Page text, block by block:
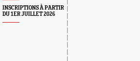
INSCRIPTIONS À PARTIR
DU 1ER JUILLET 2026